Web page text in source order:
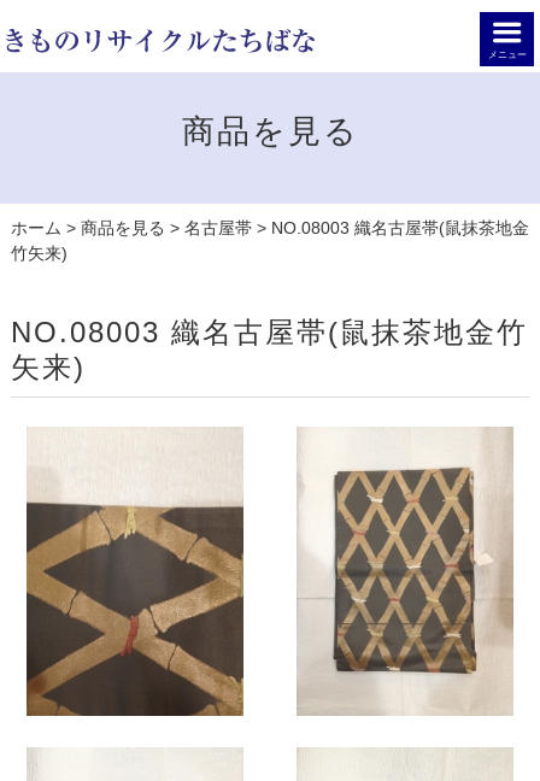
メニュー
商品を見る
ホーム > 商品を見る > 名古屋帯> NO.08003 織名古屋帯(鼠抹茶地金
竹矢来)
NO.08003 織名古屋帯(鼠抹茶地金竹
矢来)